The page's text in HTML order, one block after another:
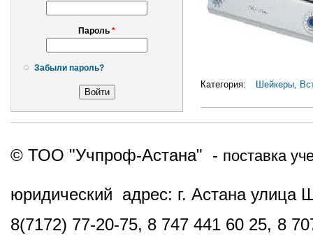
Пароль *
Забыли пароль?
Категория: Шейкеры,
© ТОО "Учпроф-Астана" - поставка
юридический адрес: г. Астана
8(7172) 77-20-75, 8 747 441 60 25, 8